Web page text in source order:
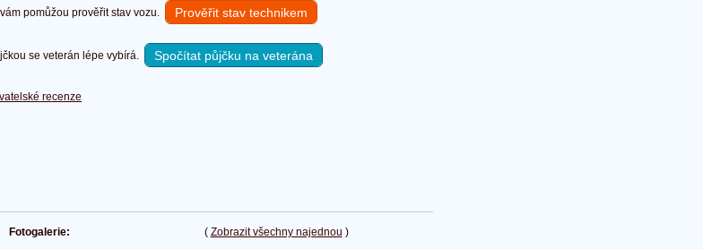
pomůžou prověřit stav vozu. Prověřit stav technikem
se veterán lépe vybírá. Spočítat půjčku na veterána
recenze
( Zobrazit všechny najednou )
Fotogalerie: